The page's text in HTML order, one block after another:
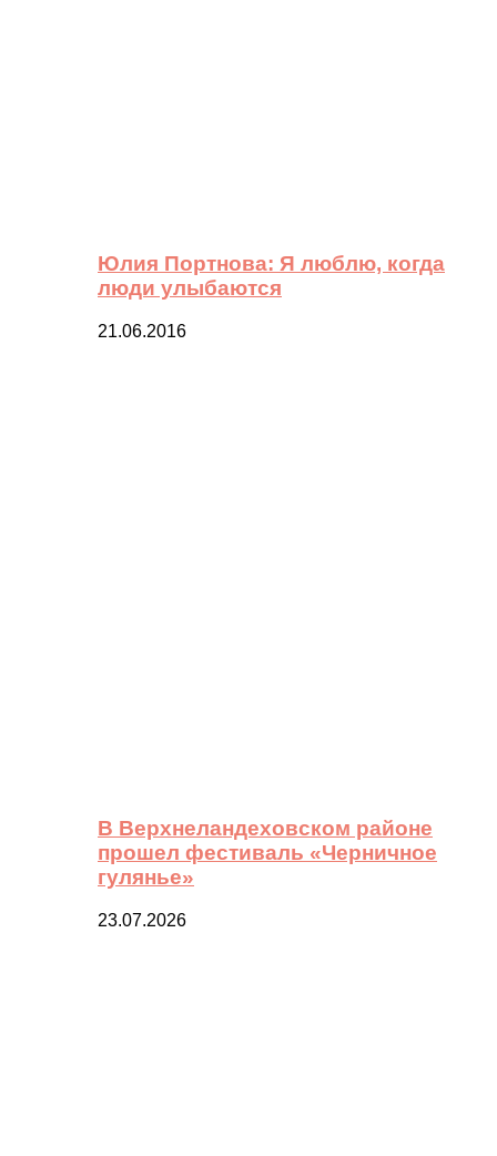
Юлия Портнова: Я люблю, когда
люди улыбаются
21.06.2016
В Верхнеландеховском районе
прошел фестиваль «Черничное
гулянье»
23.07.2026